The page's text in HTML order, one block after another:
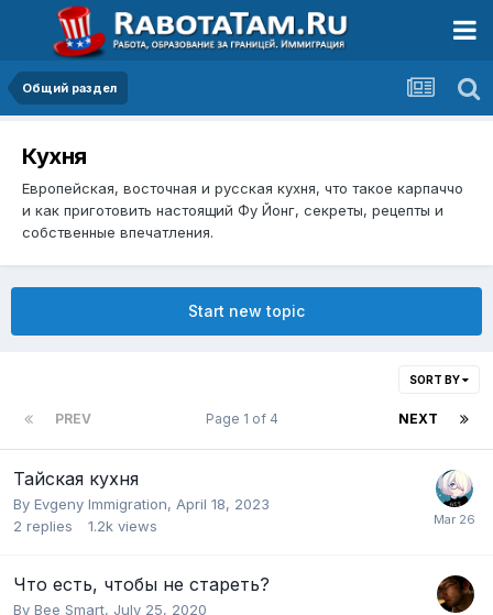
Общий раздел
Кухня
Европейская, восточная и русская кухня, что такое карпаччо
и как приготовить настоящий Фу Йонг, секреты, рецепты и
собственные впечатления.
Start new topic
SORT BY
PREV NEXT
Page 1 of 4
Тайская кухня
By Evgeny Immigration, April 18, 2023
2 replies 1.2k views
Что есть, чтобы не стареть?
By Bee Smart, July 25, 2020